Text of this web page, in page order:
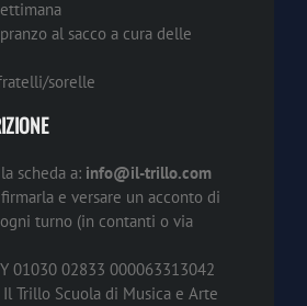
al sacco a cura delle
sorelle
scheda a: info@il-trillo.com
e versare un acconto di
turno (in contanti o via
01030 02833 000063313042
Il Trillo Scuola di Musica e Arte